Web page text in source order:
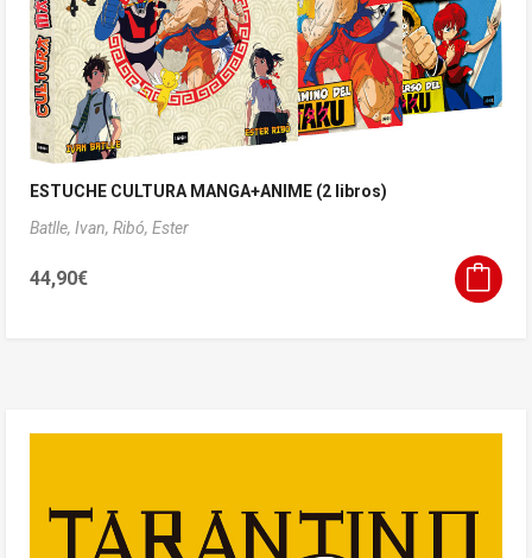
ESTUCHE CULTURA MANGA+ANIME (2 libros)
Batlle, Ivan, Ribó, Ester
44,90€